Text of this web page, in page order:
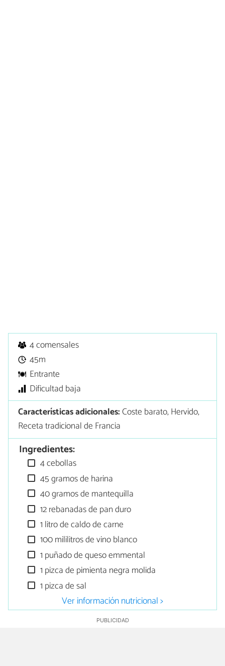
4 comensales
45m
Entrante
Dificultad baja
Características adicionales:Coste barato, Hervido,
Receta tradicional de Francia
Ingredientes:
4 cebollas
45 gramos de harina
40 gramos de mantequilla
12 rebanadas de pan duro
1 litro de caldo de carne
100 mililitros de vino blanco
1 puñado de queso emmental
1 pizca de pimienta negra molida
1 pizca de sal
Ver información nutricional >